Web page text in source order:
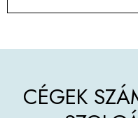
CÉGEK